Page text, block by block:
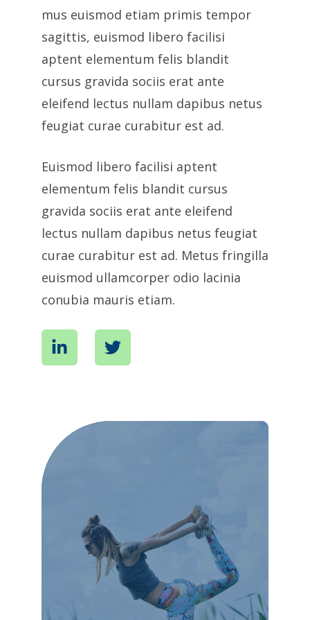
mus euismod etiam primis tempor
sagittis, euismod libero facilisi
aptent elementum felis blandit
cursus gravida sociis erat ante
eleifend lectus nullam dapibus netus
feugiat curae curabitur est ad.
Euismod libero facilisi aptent
elementum felis blandit cursus
gravida sociis erat ante eleifend
lectus nullam dapibus netus feugiat
curae curabitur est ad. Metus fringilla
euismod ullamcorper odio lacinia
conubia mauris etiam.